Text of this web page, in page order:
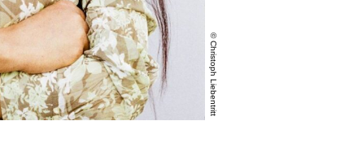
© Christoph Liebentritt